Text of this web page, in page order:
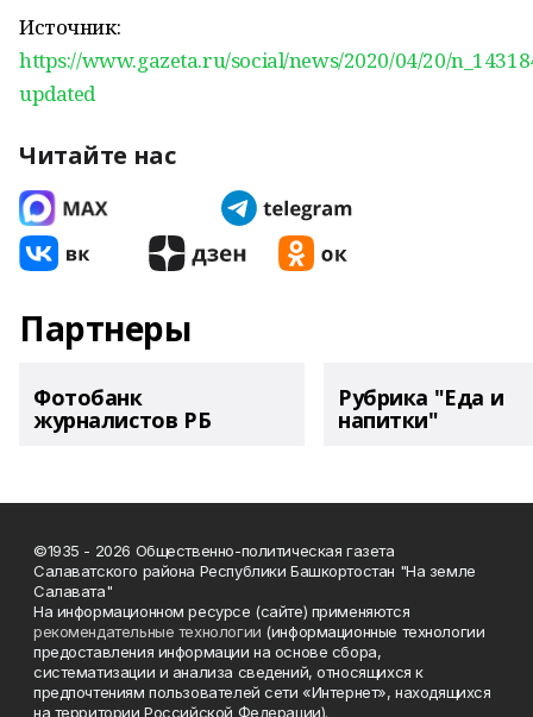
Источник:
https://www.gazeta.ru/social/news/2020/04/20/
updated
Читайте нас
Партнеры
Фотобанк
журналистов РБ
Рубрика "Еда и
напитки"
©1935 - 2026 Общественно-политическая газета
Салаватского района Республики Башкортостан "На земле
Салавата"
На информационном ресурсе (сайте) применяются
рекомендательные технологии (информационные технологии
предоставления информации на основе сбора,
систематизации и анализа сведений, относящихся к
предпочтениям пользователей сети «Интернет», находящихся
на территории Российской Федерации).